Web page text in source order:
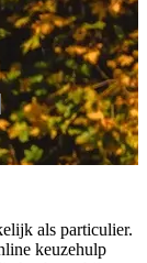
als particulier.
keuzehulp